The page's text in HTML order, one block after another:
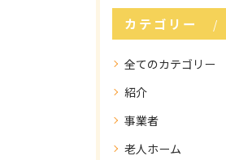
カテゴリー
全てのカテゴリー
紹介
事業者
老人ホーム